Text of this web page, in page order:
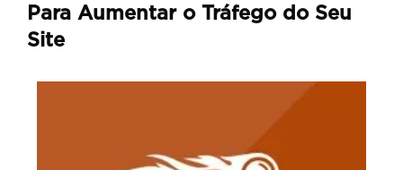
Para Aumentar o Tráfego do Seu
Site